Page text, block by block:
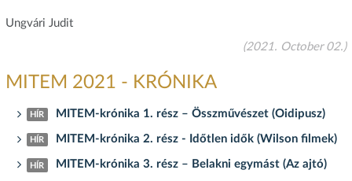
Ungvári Judit
(2021. October 02.)
MITEM 2021 - KRÓNIKA
HÍR MITEM-krónika 1. rész – Összművészet (Oidipusz)
HÍR MITEM-krónika 2. rész - Időtlen idők (Wilson filmek)
HÍR MITEM-krónika 3. rész – Belakni egymást (Az ajtó)